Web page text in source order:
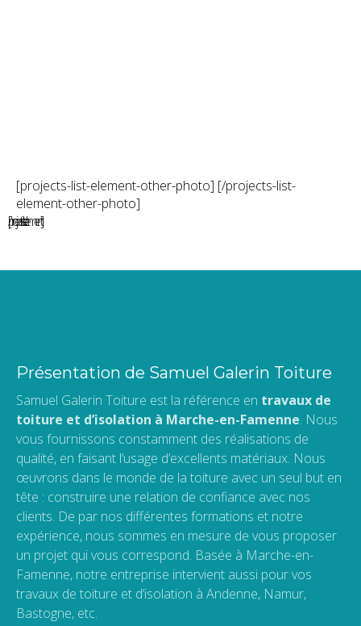
[projects-list-element-other-photo] [/projects-list-
element-other-photo]
[/projects-list-element]
Présentation de Samuel Galerin Toiture
Samuel Galerin Toiture est la référence en travaux de
toiture et d’isolation à Marche-en-Famenne. Nous
vous fournissons constamment des réalisations de
qualité, en faisant l’usage d’excellents matériaux. Nous
œuvrons dans le monde de la toiture avec un seul but en
tête : construire une relation de confiance avec nos
clients. De par nos différentes formations et notre
expérience, nous sommes en mesure de vous proposer
un projet qui vous correspond. Basée à Marche-en-
Famenne, notre entreprise intervient aussi pour vos
travaux de toiture et d’isolation à Andenne, Namur,
Bastogne, etc.